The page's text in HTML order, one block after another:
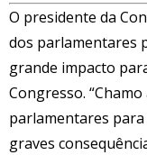
O presidente da
dos parlamentares
grande impacto
Congresso.
parlamentares
graves